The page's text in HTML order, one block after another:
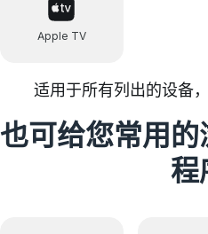
Apple TV
适用于所有列出的设备
也可给您常用
程